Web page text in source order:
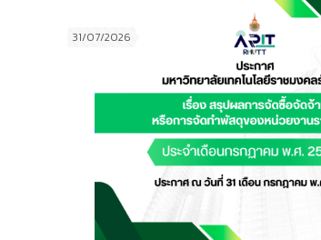
31/07/2026